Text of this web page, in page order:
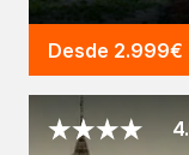
Desde 2.999€